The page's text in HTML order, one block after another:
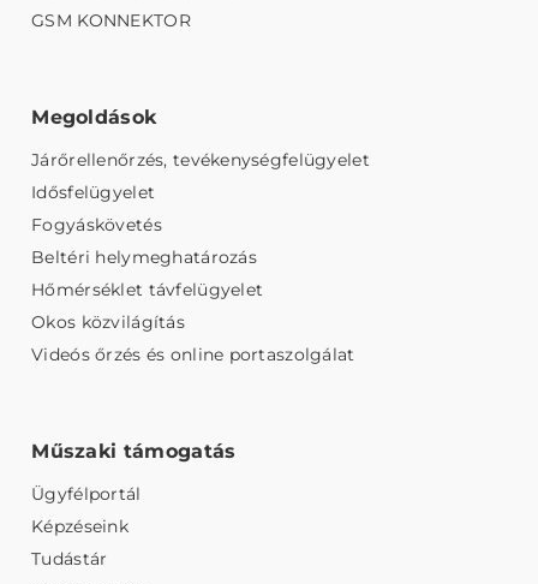
GSM KONNEKTOR
Megoldások
Járőrellenőrzés, tevékenységfelügyelet
Idősfelügyelet
Fogyáskövetés
Beltéri helymeghatározás
Hőmérséklet távfelügyelet
Okos közvilágítás
Videós őrzés és online portaszolgálat
Műszaki támogatás
Ügyfélportál
Képzéseink
Tudástár